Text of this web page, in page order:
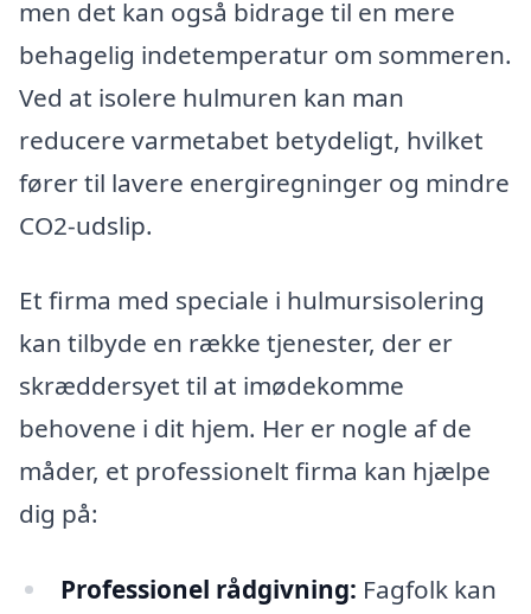
men det kan også bidrage til en mere
behagelig indetemperatur om sommeren.
Ved at isolere hulmuren kan man
reducere varmetabet betydeligt, hvilket
fører til lavere energiregninger og mindre
CO2-udslip.
Et firma med speciale i hulmursisolering
kan tilbyde en række tjenester, der er
skræddersyet til at imødekomme
behovene i dit hjem. Her er nogle af de
måder, et professionelt firma kan hjælpe
dig på:
Professionel rådgivning: Fagfolk kan